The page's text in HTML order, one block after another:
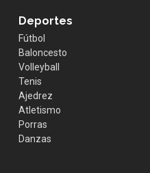
Deportes
Fútbol
Baloncesto
Volleyball
Tenis
Ajedrez
Atletismo
Porras
Danzas